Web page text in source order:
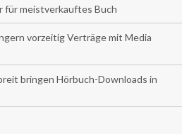
für meistverkauftes Buch
vorzeitig Verträge mit Media
bringen Hörbuch-Downloads in